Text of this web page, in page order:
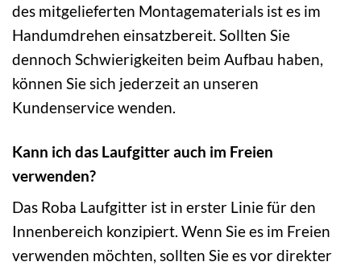
des mitgelieferten Montagematerials ist es im
Handumdrehen einsatzbereit. Sollten Sie
dennoch Schwierigkeiten beim Aufbau haben,
können Sie sich jederzeit an unseren
Kundenservice wenden.
Kann ich das Laufgitter auch im Freien
verwenden?
Das Roba Laufgitter ist in erster Linie für den
Innenbereich konzipiert. Wenn Sie es im Freien
verwenden möchten, sollten Sie es vor direkter